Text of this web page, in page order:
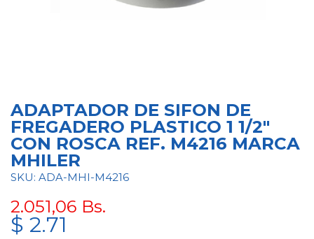
ADAPTADOR DE SIFON DE
FREGADERO PLASTICO 1 1/2"
CON ROSCA REF. M4216 MARCA
MHILER
SKU: ADA-MHI-M4216
2.051,06 Bs.
$ 2.71